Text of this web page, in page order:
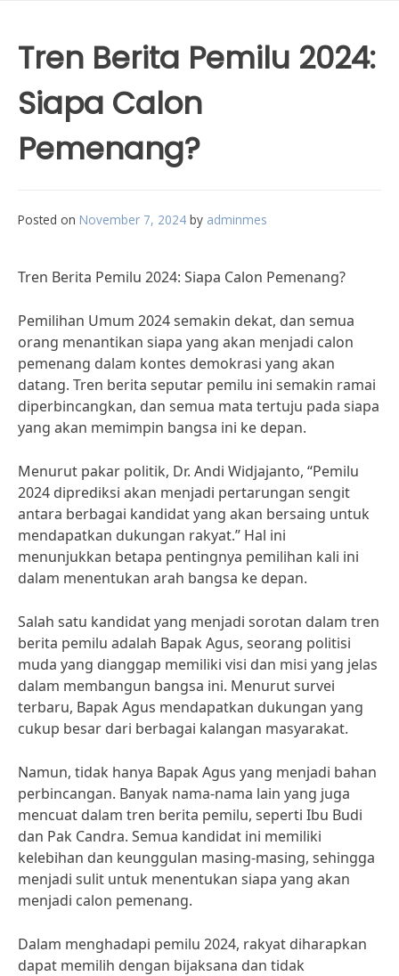
Tren Berita Pemilu 2024:
Siapa Calon
Pemenang?
Posted on November 7, 2024 by adminmes
Tren Berita Pemilu 2024: Siapa Calon Pemenang?
Pemilihan Umum 2024 semakin dekat, dan semua
orang menantikan siapa yang akan menjadi calon
pemenang dalam kontes demokrasi yang akan
datang. Tren berita seputar pemilu ini semakin ramai
diperbincangkan, dan semua mata tertuju pada siapa
yang akan memimpin bangsa ini ke depan.
Menurut pakar politik, Dr. Andi Widjajanto, “Pemilu
2024 diprediksi akan menjadi pertarungan sengit
antara berbagai kandidat yang akan bersaing untuk
mendapatkan dukungan rakyat.” Hal ini
menunjukkan betapa pentingnya pemilihan kali ini
dalam menentukan arah bangsa ke depan.
Salah satu kandidat yang menjadi sorotan dalam tren
berita pemilu adalah Bapak Agus, seorang politisi
muda yang dianggap memiliki visi dan misi yang jelas
dalam membangun bangsa ini. Menurut survei
terbaru, Bapak Agus mendapatkan dukungan yang
cukup besar dari berbagai kalangan masyarakat.
Namun, tidak hanya Bapak Agus yang menjadi bahan
perbincangan. Banyak nama-nama lain yang juga
mencuat dalam tren berita pemilu, seperti Ibu Budi
dan Pak Candra. Semua kandidat ini memiliki
kelebihan dan keunggulan masing-masing, sehingga
menjadi sulit untuk menentukan siapa yang akan
menjadi calon pemenang.
Dalam menghadapi pemilu 2024, rakyat diharapkan
dapat memilih dengan bijaksana dan tidak